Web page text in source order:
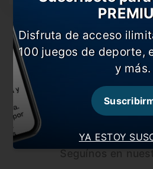
CARGAR MÁS
Seguínos en
YA ESTOY
Disfruta de acceso
100 juegos de deporte,
y más.